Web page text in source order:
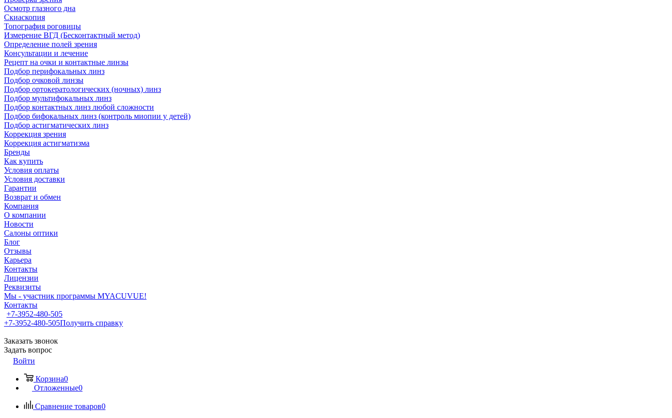
Осмотр глазного дна
Скиаскопия
Топография роговицы
Измерение ВГД (Бесконтактный метод)
Определение полей зрения
Консультации и лечение
Рецепт на очки и контактные линзы
Подбор перифокальных линз
Подбор очковой линзы
Подбор ортокератологических (ночных) линз
Подбор мультифокальных линз
Подбор контактных линз любой сложности
Подбор бифокальных линз (контроль миопии у детей)
Подбор астигматических линз
Коррекция зрения
Коррекция астигматизма
Бренды
Как купить
Условия оплаты
Условия доставки
Гарантии
Возврат и обмен
Компания
О компании
Новости
Салоны оптики
Блог
Отзывы
Карьера
Контакты
Лицензии
Реквизиты
Мы - участник программы MYACUVUE!
Контакты
+7-3952-480-505
+7-3952-480-505Получить справку
Заказать звонок
Задать вопрос
Войти
Корзина0
Отложенные0
Сравнение товаров0